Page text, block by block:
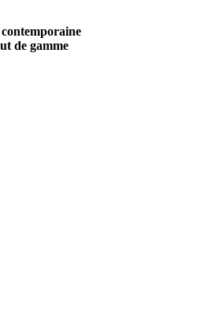
de gamme